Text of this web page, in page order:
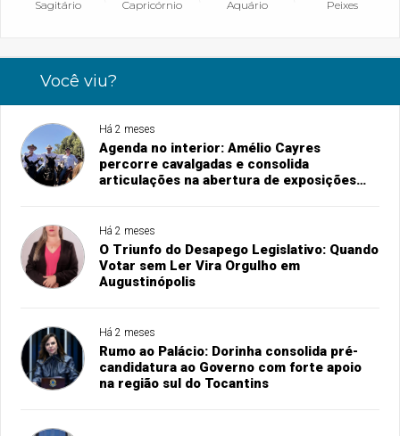
Sagitário Capricórnio Aquário Peixes
Você viu?
Há 2 meses
Agenda no interior: Amélio Cayres
percorre cavalgadas e consolida
articulações na abertura de exposições
Há 2 meses
O Triunfo do Desapego Legislativo: Quando
Votar sem Ler Vira Orgulho em
Augustinópolis
Há 2 meses
Rumo ao Palácio: Dorinha consolida pré-
candidatura ao Governo com forte apoio
na região sul do Tocantins